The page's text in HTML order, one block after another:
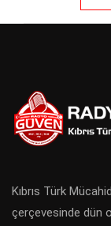
Kıbrıs Türk
çerçevesinde dün